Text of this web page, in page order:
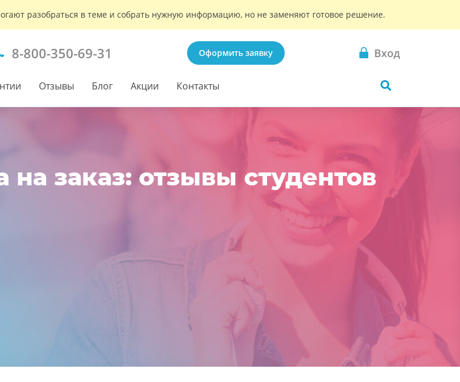
разобраться в теме и собрать нужную информацию, но не заменяют готовое решение.
8-800-350-69-31 Оформить заявку Вход
Отзывы Блог Акции Контакты
на заказ: отзывы студентов